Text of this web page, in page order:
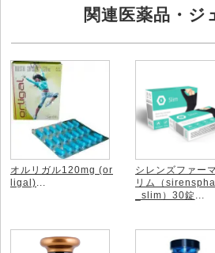
関連医薬品・ジ
オルリガル120mg (or
ligal)
シレンズファー
リム（
_slim）30錠